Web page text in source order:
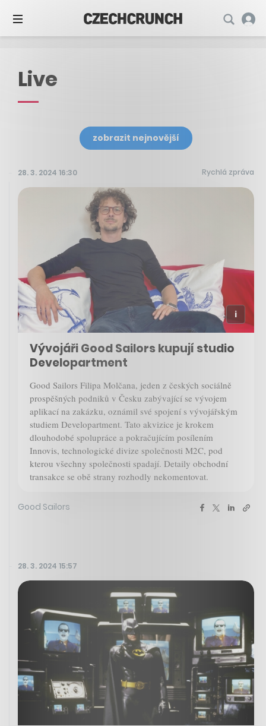
Live
zobrazit nejnovější
28. 3. 2024 16:30 Rychlá zpráva
Vývojáři Good Sailors kupují studio
Developartment
Good Sailors Filipa Molčana, jeden z českých sociálně
prospěšných podniků v Česku zabývající se vývojem
aplikací na zakázku, oznámil své spojení s vývojářským
studiem Developartment. Tato akvizice je krokem
dlouhodobé spolupráce a pokračujícím posílením
Innovis, technologické divize společnosti M2C, pod
kterou všechny společnosti spadají. Detaily obchodní
transakce se obě strany rozhodly nekomentovat.
Good Sailors
28. 3. 2024 15:57